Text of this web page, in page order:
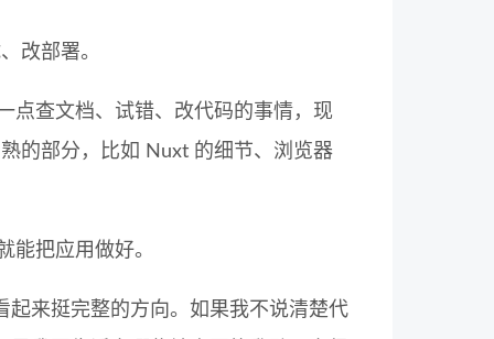
改部署。
点查文档、试错、改代码的事情，现
的部分，比如 Nuxt 的细节、浏览器
能把应用做好。
来挺完整的方向。如果我不说清楚代